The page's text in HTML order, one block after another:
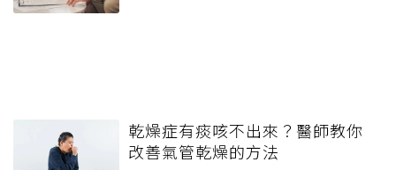
乾燥症有痰咳不出來？醫師教你
改善氣管乾燥的方法